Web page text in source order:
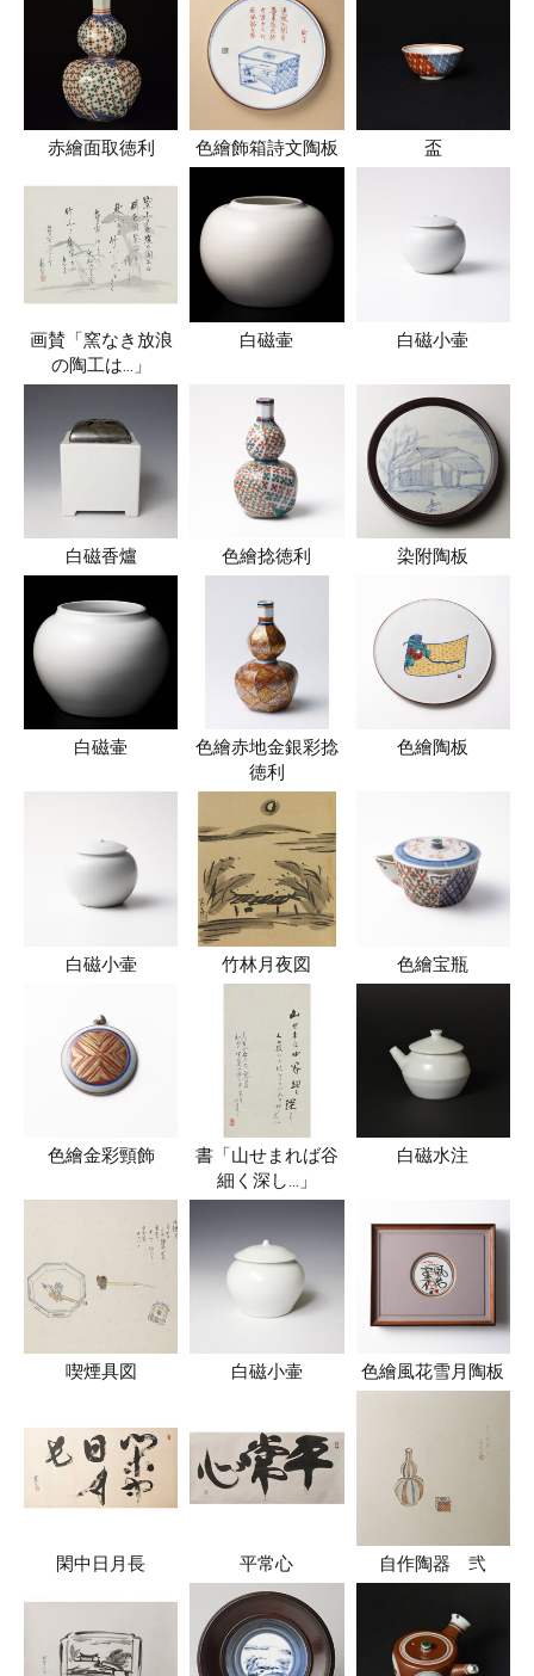
赤繪面取徳利 色繪飾箱詩文陶板 盃
画賛「窯なき放浪
の陶工は…」
白磁壷 白磁小壷
白磁香爐 色繪捻徳利 染附陶板
白磁壷
色繪赤地金銀彩捻
徳利
色繪陶板
白磁小壷 竹林月夜図 色繪宝瓶
色繪金彩頸飾
書「山せまれば谷
細く深し…」
白磁水注
喫煙具図 白磁小壷 色繪風花雪月陶板
閑中日月長 平常心 自作陶器 弐